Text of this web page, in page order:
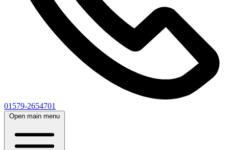
01579-2654701
Open main menu